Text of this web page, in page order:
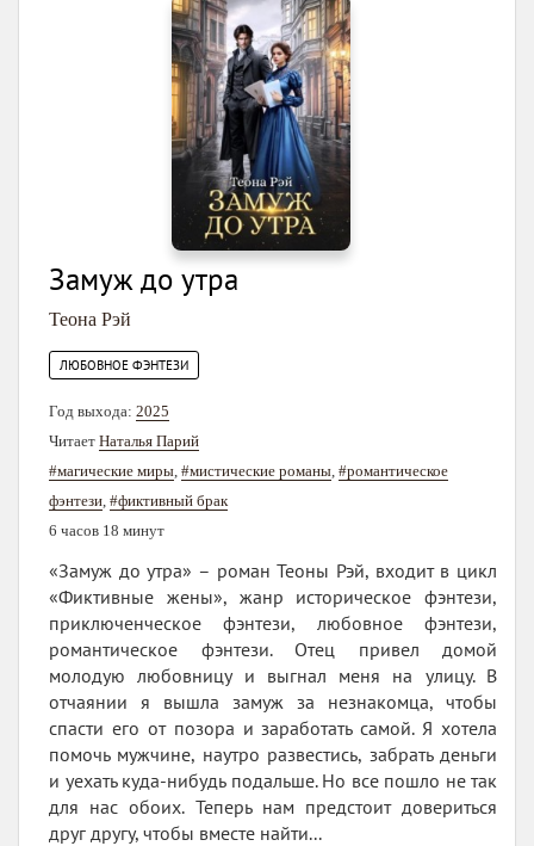
Замуж до утра
Теона Рэй
ЛЮБОВНОЕ ФЭНТЕЗИ
Год выхода: 2025
Читает Наталья Парий
#магические миры #мистические романы #романтическое
фэнтези #фиктивный брак
6 часов 18 минут
«Замуж до утра» – роман Теоны Рэй, входит в цикл
«Фиктивные жены», жанр историческое фэнтези,
приключенческое фэнтези, любовное фэнтези,
романтическое фэнтези. Отец привел домой
молодую любовницу и выгнал меня на улицу. В
отчаянии я вышла замуж за незнакомца, чтобы
спасти его от позора и заработать самой. Я хотела
помочь мужчине, наутро развестись, забрать деньги
и уехать куда-нибудь подальше. Но все пошло не так
для нас обоих. Теперь нам предстоит довериться
друг другу, чтобы вместе найти...